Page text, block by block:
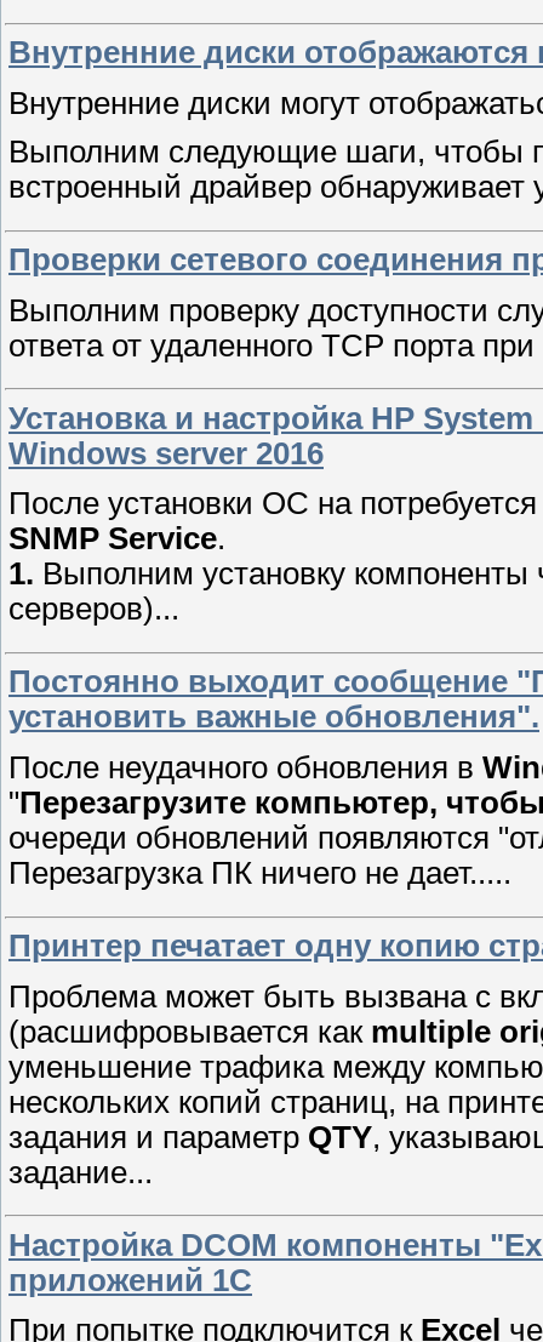
Внутренние диски
Внутренние диски могут
Выполним следующие шаги, чтобы
встроенный драйвер обнаруживает
Проверки сетевого соединения
Выполним проверку доступности
ответа от удаленного TCP порта
Установка и настройка HP
Windows server 2016
После установки ОС на
SNMP Service.
1. Выполним установку компоненты
серверов)...
Постоянно выходит сообщение
установить важные обновления".
После неудачного обновления в
"Перезагрузите компьютер,
очереди обновлений появляются
Перезагрузка ПК ничего не дает.....
Принтер печатает одну копию
Проблема может быть вызвана с
(расшифровывается как multiple
уменьшение трафика между
нескольких копий страниц, на
задания и параметр QTY,
задание...
Настройка DCOM компоненты
приложений 1С
При попытке подключится к Excel